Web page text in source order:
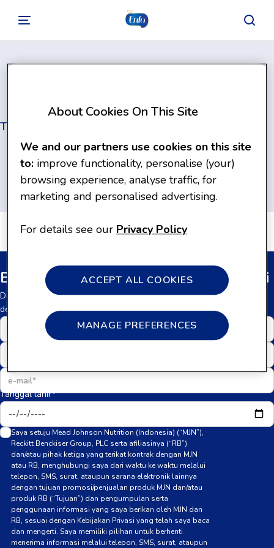
Terms & Conditions
Bergabunglah dengan komunitas kami
Daftar di Enfamama Club dan dapatkan informasi gratis sesuai
dengan tahap perkembangan bayi Anda.
Tanggal lahir*
Saya setuju Mead Johnson Nutrition (Indonesia) (“MJN”),
Reckitt Benckiser Group, PLC serta afiliasinya (“RB”)
dan/atau pihak ketiga yang terikat kontrak dengan MJN
atau RB, menghubungi saya dari waktu ke waktu melalui
telepon, SMS, surat, ataupun sarana elektronik lainnya
dengan tujuan promosi/penjualan produk MJN dan/atau
produk RB (“Tujuan”) dan pengumpulan serta
penggunaan informasi yang saya berikan oleh MJN dan
RB, sesuai dengan Kebijakan Privasi yang telah saya baca
dan mengerti. Saya memiliki pilihan untuk berhenti
menerima informasi melalui telepon, SMS, surat, ataupun
About Cookies On This Site
We and our partners use cookies on this site
to: improve functionality, personalise (your)
browsing experience, analyse traffic, for
marketing and personalised advertising.
For details see our Privacy Policy
MANAGE PREFERENCES
ACCEPT ALL COOKIES